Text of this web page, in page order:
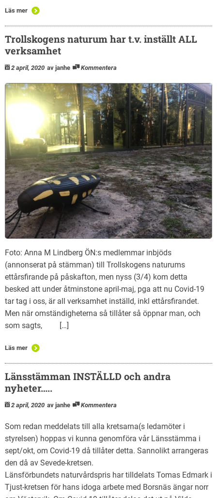
Läs mer
Trollskogens naturum har t.v. inställt ALL
verksamhet
2 april, 2020 av janhe Kommentera
Foto: Anna M Lindberg ÖN:s medlemmar inbjöds
(annonserat på stämman) till Trollskogens naturums
ettårsfirande på påskafton, men nyss (3/4) kom detta
besked att under åtminstone april-maj, pga att nu Covid-19
tar tag i oss, är all verksamhet inställd, inkl ettårsfirandet.
Men när omständigheterna så tillåter så öppnar man, och
som sagts, […]
Läs mer
Länsstämman INSTÄLLD och andra
nyheter…..
2 april, 2020 av janhe Kommentera
Som redan meddelats till alla kretsarna(s ledamöter i
styrelsen) hoppas vi kunna genomföra vår Länsstämma i
sept/okt, om Covid-19 då tillåter detta. Sannolikt arrangeras
den då av Sevede-kretsen.
Länsförbundets naturvårdspris har tilldelats Tomas Edmark i
Tjust-kretsen för hans idoga arbete med Borsnäs ängar norr